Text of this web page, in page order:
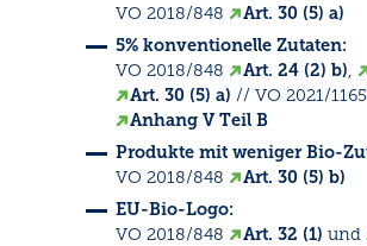
VO 2018/848
Art. 30 (5) a)
5% konventionelle Zutaten:
VO 2018/848
Art. 24 (2) b),
Art. 30 (5) a) // VO 2021/1165
Anhang V Teil B
Produkte mit weniger Bio-
VO 2018/848
Art. 30 (5) b)
EU-Bio-Logo:
VO 2018/848
Art. 32 (1) und